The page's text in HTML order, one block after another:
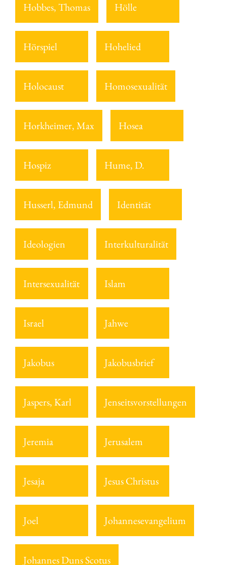
Hobbes, Thomas Hölle
Hörspiel Hohelied
Holocaust Homosexualität
Horkheimer, Max Hosea
Hospiz Hume, D.
Husserl, Edmund Identität
Ideologien Interkulturalität
Intersexualität Islam
Israel Jahwe
Jakobus Jakobusbrief
Jaspers, Karl Jenseitsvorstellungen
Jeremia Jerusalem
Jesaja Jesus Christus
Joel Johannesevangelium
Johannes Duns Scotus